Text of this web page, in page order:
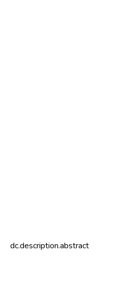
dc.description.abstract